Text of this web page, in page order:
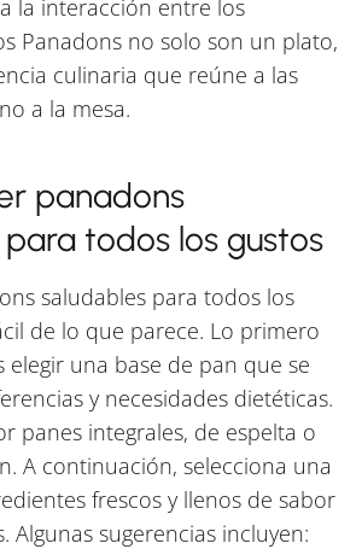
la interacción entre los
Panadons no solo son un plato,
culinaria que reúne a las
a la mesa.
panadons
todos los gustos
saludables para todos los
de lo que parece. Lo primero
elegir una base de pan que se
y necesidades dietéticas.
panes integrales, de espelta o
A continuación, selecciona una
frescos y llenos de sabor
Algunas sugerencias incluyen: